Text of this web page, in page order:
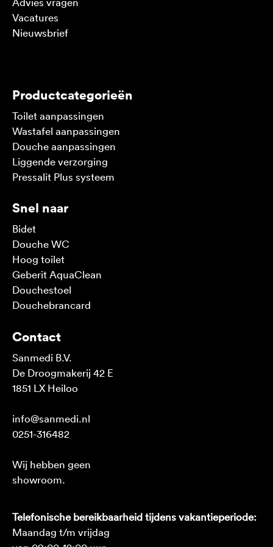
Vacatures
Nieuwsbrief
Productcategorieën
Toilet aanpassingen
Wastafel aanpassingen
Douche aanpassingen
Liggende verzorging
Pressalit Plus systeem
Snel naar
Bidet
Douche WC
Hoog toilet
Geberit AquaClean
Douchestoel
Douchebrancard
Contact
Sanmedi B.V.
De Droogmakerij 42 E
1851 LX Heiloo
info@sanmedi.nl
0251-316482
Wij hebben geen
showroom.
Telefonische bereikbaarheid tijdens vakantieperiode:
Maandag t/m vrijdag